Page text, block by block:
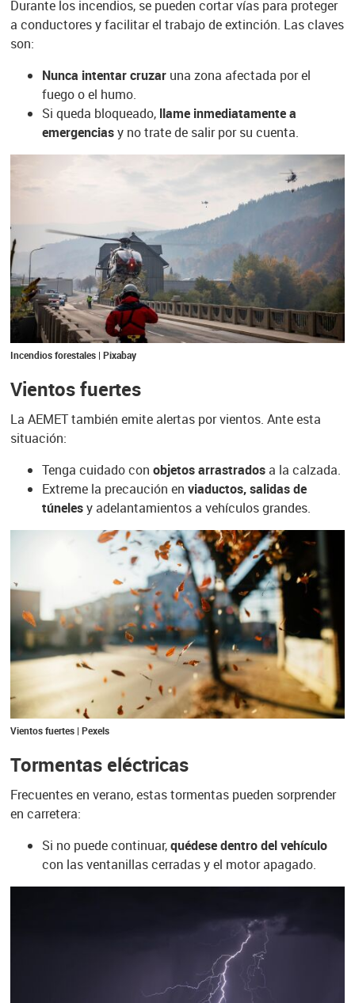
Durante los incendios, se pueden cortar vías para proteger
a conductores y facilitar el trabajo de extinción. Las claves
son:
Nunca intentar cruzaruna zona afectada por el
fuego o el humo.
Si queda bloqueado,llame inmediatamente a
emergenciasy no trate de salir por su cuenta.
Incendios forestales | Pixabay
Vientos fuertes
La AEMET también emite alertas por vientos. Ante esta
situación:
Tenga cuidado con objetos arrastradosa la calzada.
Extreme la precaución en viaductos, salidas de
túnelesy adelantamientos a vehículos grandes.
Vientos fuertes | Pexels
Tormentas eléctricas
Frecuentes en verano, estas tormentas pueden sorprender
en carretera:
Si no puede continuar,quédese dentro del vehículo
con las ventanillas cerradas y el motor apagado.